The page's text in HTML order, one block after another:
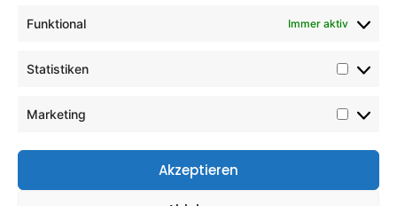
Funktional Immer aktiv
Statistiken
Marketing
Akzeptieren